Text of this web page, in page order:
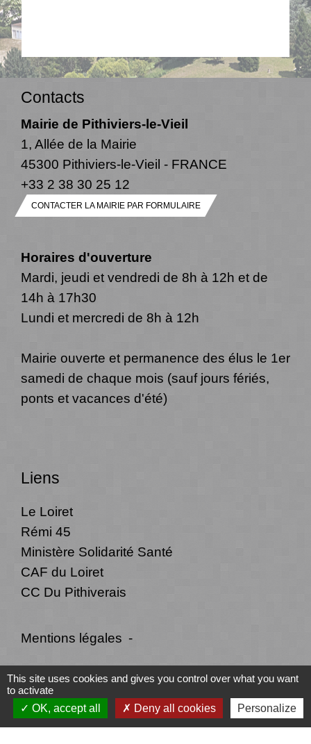
Contacts
Mairie de Pithiviers-le-Vieil
1, Allée de la Mairie
45300 Pithiviers-le-Vieil - FRANCE
+33 2 38 30 25 12
CONTACTER LA MAIRIE PAR FORMULAIRE
Horaires d'ouverture
Mardi, jeudi et vendredi de 8h à 12h et de
14h à 17h30
Lundi et mercredi de 8h à 12h
Mairie ouverte et permanence des élus le 1er
samedi de chaque mois (sauf jours fériés,
ponts et vacances d'été)
Liens
Le Loiret
Rémi 45
Ministère Solidarité Santé
CAF du Loiret
CC Du Pithiverais
Mentions légales -
Politique de confidentialité - Accessibilité -
Plan du site - Gestion des cookies
This site uses cookies and gives you control over what you want
to activate
OK, accept all
Deny all cookies Personalize